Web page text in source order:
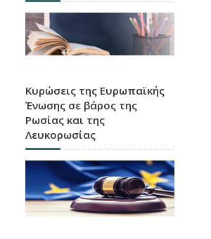
Κυρώσεις της Ευρωπαϊκής
Ένωσης σε βάρος της
Ρωσίας και της
Λευκορωσίας